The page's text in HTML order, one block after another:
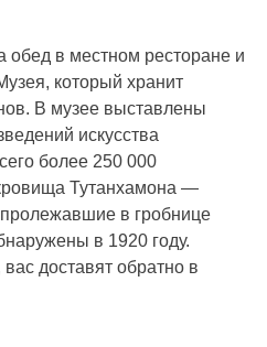
обед в местном ресторане и
который хранит
В музее выставлены
искусства
более 250 000
Тутанхамона —
в гробнице
в 1920 году.
доставят обратно в